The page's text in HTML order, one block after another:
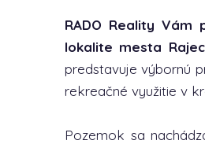
RADO Reality
lokalite mesta
predstavuje výbornú
rekreačné využitie v
Pozemok sa